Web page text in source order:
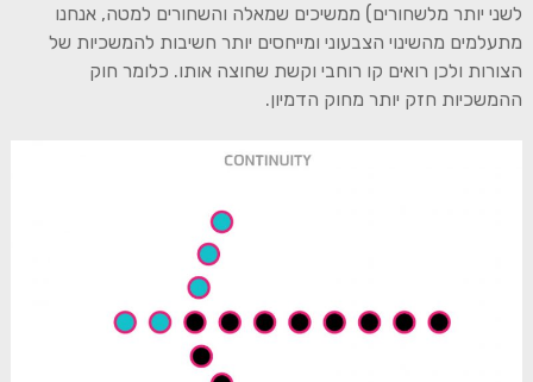
לשני יותר מלשחורים) ממשיכים שמאלה והשחורים למטה, אנחנו
מתעלמים מהשינוי הצבעוני ומייחסים יותר חשיבות להמשכיות של
הצורות ולכן רואים קו רוחבי וקשת שחוצה אותו. כלומר חוק
ההמשכיות חזק יותר מחוק הדמיון.